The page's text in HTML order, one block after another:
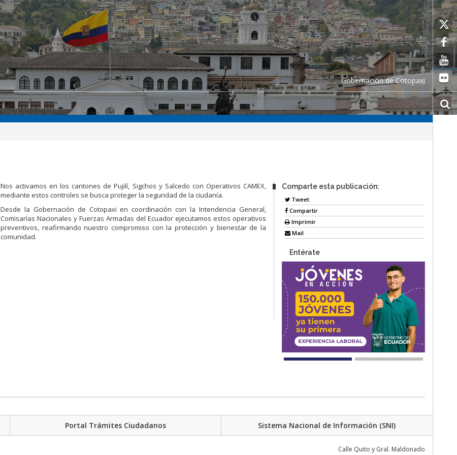
Gobernación de Cotopaxi
Nos activamos en los cantones de Pujilí, Sigchos y Salcedo con Operativos CAMEX,
mediante estos controles se busca proteger la seguridad de la ciudanía.
Desde la Gobernación de Cotopaxi en coordinación con la Intendencia General,
Comisarías Nacionales y Fuerzas Armadas del Ecuador ejecutamos estos operativos
preventivos, reafirmando nuestro compromiso con la protección y bienestar de la
comunidad.
Comparte esta publicación:
Tweet
Compartir
Imprimir
Mail
Entérate
Portal Trámites Ciudadanos Sistema Nacional de Información (SNI)
Calle Quito y Gral. Maldonado